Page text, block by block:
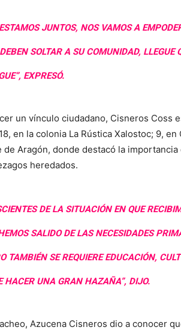
JUNTOS, NOS VAMOS A
SOLTAR A SU COMUNIDAD, LLEGUE
EXPRESÓ.
un vínculo ciudadano, Cisneros Coss
en la colonia La Rústica Xalostoc; 9, en
de Aragón, donde destacó la
heredados.
DE LA SITUACIÓN EN QUE
SALIDO DE LAS NECESIDADES
TAMBIÉN SE REQUIERE EDUCACIÓN,
HACER UNA GRAN HAZAÑA”, DIJO.
Azucena Cisneros dio a conocer